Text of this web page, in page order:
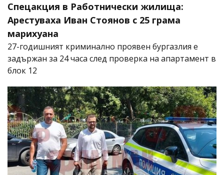
Спецакция в Работнически жилища:
Арестуваха Иван Стоянов с 25 грама
марихуана
27-годишният криминално проявен бургазлия е
задържан за 24 часа след проверка на апартамент в
блок 12